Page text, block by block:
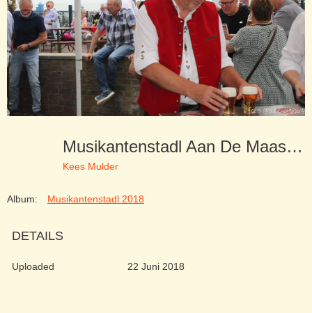
Musikantenstadl Aan De Maas 10-06-18 (117)
Kees Mulder
Album: Musikantenstadl 2018
DETAILS
Uploaded 22 Juni 2018